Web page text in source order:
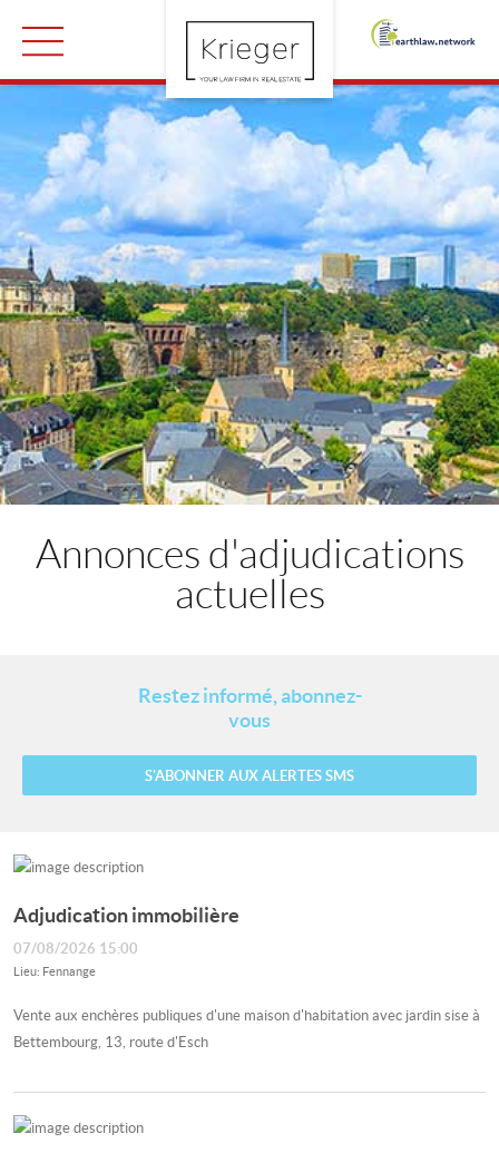
Annonces d'adjudications
actuelles
Restez informé, abonnez-
vous
S'ABONNER AUX ALERTES SMS
Adjudication immobilière
07/08/2026 15:00
Lieu: Fennange
Vente aux enchères publiques d'une maison d'habitation avec jardin sise à
Bettembourg, 13, route d'Esch